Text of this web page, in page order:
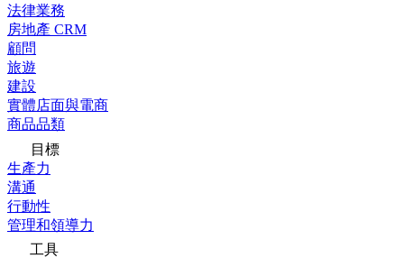
法律業務
房地產 CRM
顧問
旅遊
建設
實體店面與電商
商品品類
目標
生產力
溝通
行動性
管理和領導力
工具